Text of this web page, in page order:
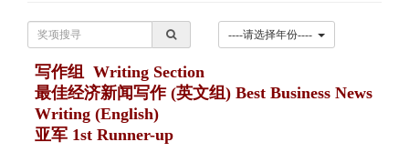
写作组 Writing Section
最佳经济新闻写作 (英文组) Best Business News
Writing (English)
亚军 1st Runner-up